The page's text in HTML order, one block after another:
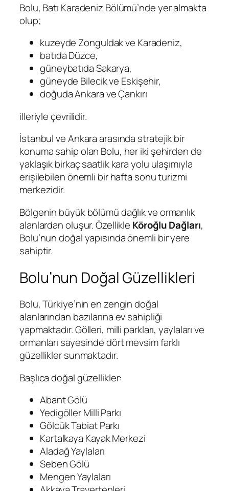
Bolu, Batı Karadeniz Bölümü’nde yer almakta
olup;
kuzeyde Zonguldak ve Karadeniz,
batıda Düzce,
güneybatıda Sakarya,
güneyde Bilecik ve Eskişehir,
doğuda Ankara ve Çankırı
illeriyle çevrilidir.
İstanbul ve Ankara arasında stratejik bir
konuma sahip olan Bolu, her iki şehirden de
yaklaşık birkaç saatlik kara yolu ulaşımıyla
erişilebilen önemli bir hafta sonu turizmi
merkezidir.
Bölgenin büyük bölümü dağlık ve ormanlık
alanlardan oluşur. Özellikle Köroğlu Dağları,
Bolu’nun doğal yapısında önemli bir yere
sahiptir.
Bolu’nun Doğal Güzellikleri
Bolu, Türkiye’nin en zengin doğal
alanlarından bazılarına ev sahipliği
yapmaktadır. Gölleri, milli parkları, yaylaları ve
ormanları sayesinde dört mevsim farklı
güzellikler sunmaktadır.
Başlıca doğal güzellikler:
Abant Gölü
Yedigöller Milli Parkı
Gölcük Tabiat Parkı
Kartalkaya Kayak Merkezi
Aladağ Yaylaları
Seben Gölü
Mengen Yaylaları